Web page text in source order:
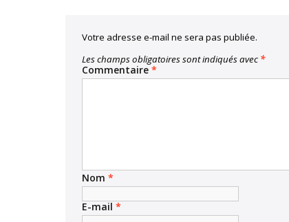
Votre adresse e-mail ne sera pas publiée.
Les champs obligatoires sont indiqués avec *
Commentaire *
Nom *
E-mail *